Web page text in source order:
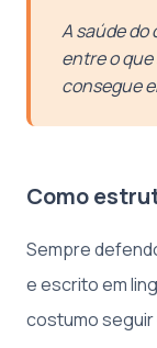
A saúde
entre o
consegue
Como
Sempre
e escrito em
costumo